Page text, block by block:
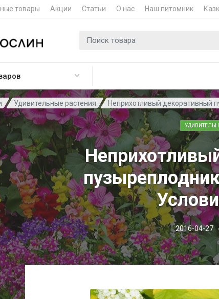
товары Акции Статьи О нас Наш питомник
Поиск для
Удивительные растения Неприхотливый декоративный
2016-04-27